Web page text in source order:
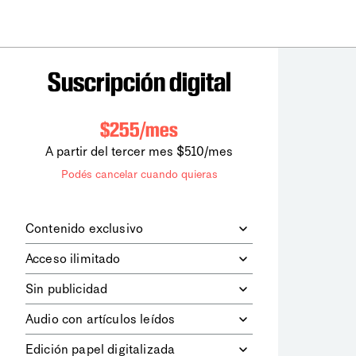
Suscripción digital
$255/mes
A partir del tercer mes $510/mes
Podés cancelar cuando quieras
Contenido exclusivo
digitales dela diaria
los contenidos de Le Monde
diplomatique.
Acceso ilimitado
contenidos.
Sin publicidad
publicitarios.
Audio con artículos leídos
Edición papel digitalizada